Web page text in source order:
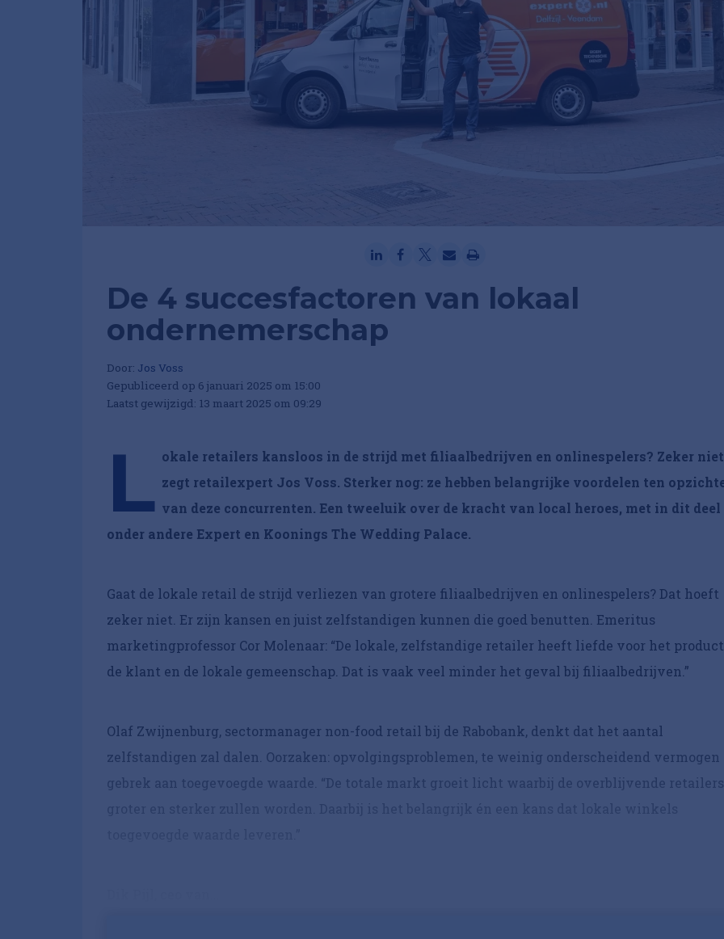
De 4 succesfactoren van lokaal
ondernemerschap
Door: Jos Voss
Gepubliceerd op 6 januari 2025 om 15:00
Laatst gewijzigd: 13 maart 2025 om 09:29
L okale retailers kansloos in de strijd met filiaalbedrijven en onlinespelers? Zeker
zegt retailexpert Jos Voss. Sterker nog: ze hebben belangrijke voordelen ten
van deze concurrenten. Een tweeluik over de kracht van local heroes, met in dit deel
onder andere Expert en Koonings The Wedding Palace.
Gaat de lokale retail de strijd verliezen van grotere filiaalbedrijven en onlinespelers? Dat hoeft
zeker niet. Er zijn kansen en juist zelfstandigen kunnen die goed benutten. Emeritus
marketingprofessor Cor Molenaar: “De lokale, zelfstandige retailer heeft liefde voor het
de klant en de lokale gemeenschap. Dat is vaak veel minder het geval bij filiaalbedrijven.”
Olaf Zwijnenburg, sectormanager non-food retail bij de Rabobank, denkt dat het aantal
zelfstandigen zal dalen. Oorzaken: opvolgingsproblemen, te weinig onderscheidend vermogen
gebrek aan toegevoegde waarde. “De totale markt groeit licht waarbij de overblijvende retailers
Ga verder met Google